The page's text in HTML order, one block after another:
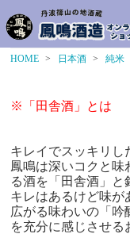
HOME 日本酒 純米
※「田舎酒」とは
キレイでスッキリし
鳳鳴は深いコクと味
る酒を「田舎酒」と
キレはあるけど味が
広がる味わいの「吟
を充分に感じさせる